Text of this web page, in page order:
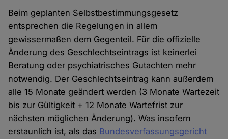
Beim geplanten Selbstbestimmungsgesetz
entsprechen die Regelungen in allem
gewissermaßen dem Gegenteil. Für die offizielle
Änderung des Geschlechtseintrags ist keinerlei
Beratung oder psychiatrisches Gutachten mehr
notwendig. Der Geschlechtseintrag kann außerdem
alle 15 Monate geändert werden (3 Monate Wartezeit
bis zur Gültigkeit + 12 Monate Wartefrist zur
nächsten möglichen Änderung). Was insofern
erstaunlich ist, als das Bundesverfassungsgericht